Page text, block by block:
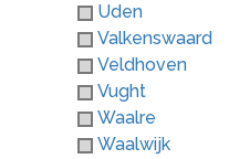
Uden
Valkenswaard
Veldhoven
Vught
Waalre
Waalwijk